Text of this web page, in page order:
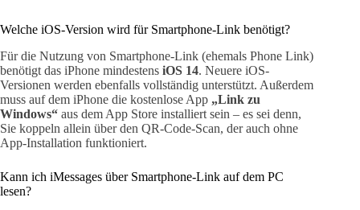
Welche iOS-Version wird für Smartphone-Link benötigt?
Für die Nutzung von Smartphone-Link (ehemals Phone Link)
benötigt das iPhone mindestens iOS 14. Neuere iOS-
Versionen werden ebenfalls vollständig unterstützt. Außerdem
muss auf dem iPhone die kostenlose App „Link zu
Windows“ aus dem App Store installiert sein – es sei denn,
Sie koppeln allein über den QR-Code-Scan, der auch ohne
App-Installation funktioniert.
Kann ich iMessages über Smartphone-Link auf dem PC
lesen?